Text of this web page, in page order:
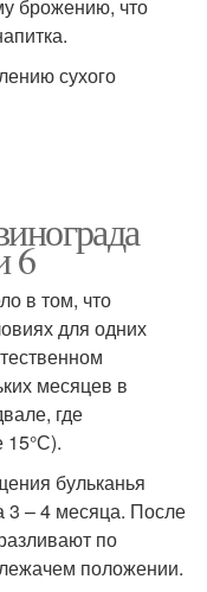
брожению, что
сухого
6
в том, что
для одних
месяцев в
где
15°С).
бульканья
3 – 4 месяца. После
по
положении.